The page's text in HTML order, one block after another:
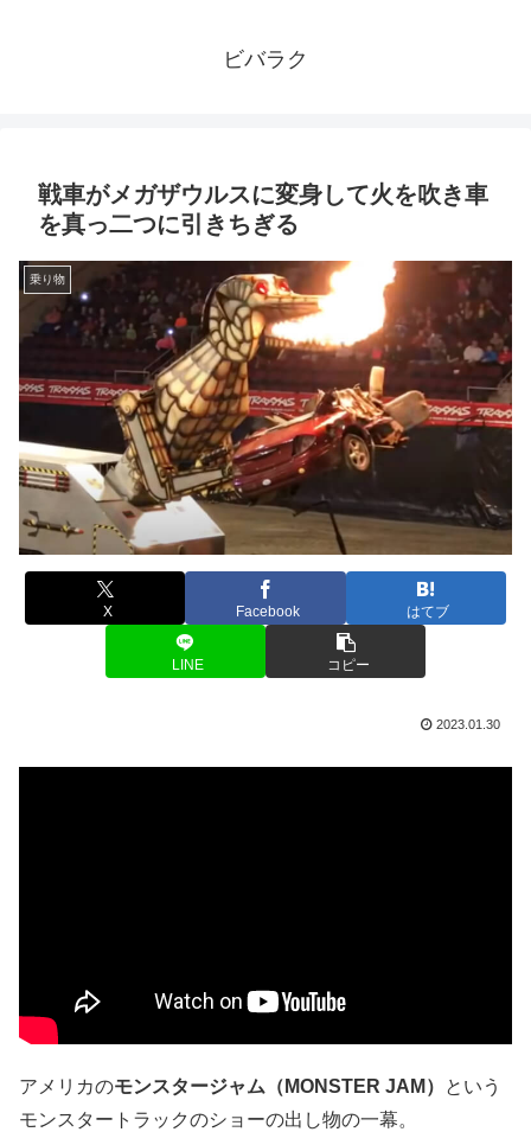
ビバラク
戦車がメガザウルスに変身して火を吹き車
を真っ二つに引きちぎる
乗り物
X Facebook はてブ
LINE コピー
2023.01.30
アメリカのモンスタージャム（MONSTER JAM）
という
モンスタートラックのショーの出し物の一幕。